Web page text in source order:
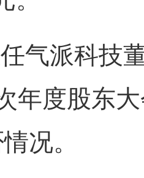
气派科技
年度股东
况。